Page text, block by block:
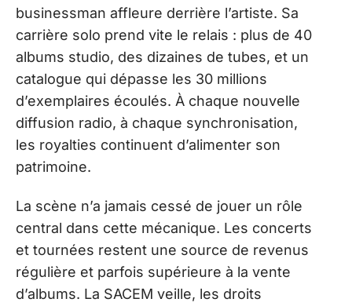
businessman affleure derrière l’artiste. Sa
carrière solo prend vite le relais : plus de 40
albums studio, des dizaines de tubes, et un
catalogue qui dépasse les 30 millions
d’exemplaires écoulés. À chaque nouvelle
diffusion radio, à chaque synchronisation,
les royalties continuent d’alimenter son
patrimoine.
La scène n’a jamais cessé de jouer un rôle
central dans cette mécanique. Les concerts
et tournées restent une source de revenus
régulière et parfois supérieure à la vente
d’albums. La SACEM veille, les droits